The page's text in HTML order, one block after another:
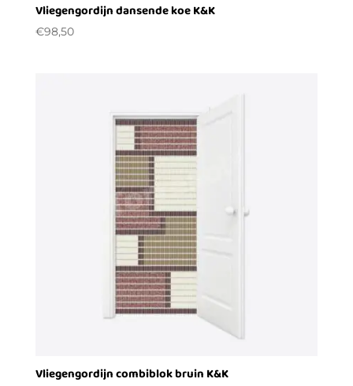
Vliegengordijn dansende koe K&K
€98,50
Vliegengordijn combiblok bruin K&K